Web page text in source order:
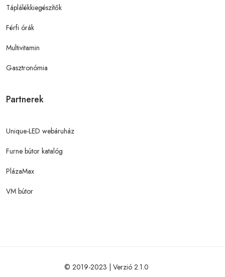
Táplálékkiegészítők
Férfi órák
Multivitamin
Gasztronómia
Partnerek
Unique-LED webáruház
Furne bútor katalóg
PlázaMax
VM bútor
© 2019-2023 | Verzió 2.1.0